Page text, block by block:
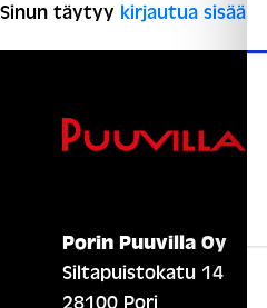
Sinun täytyy kirjautua sisään
Porin Puuvilla Oy
Siltapuistokatu 14
28100 Pori